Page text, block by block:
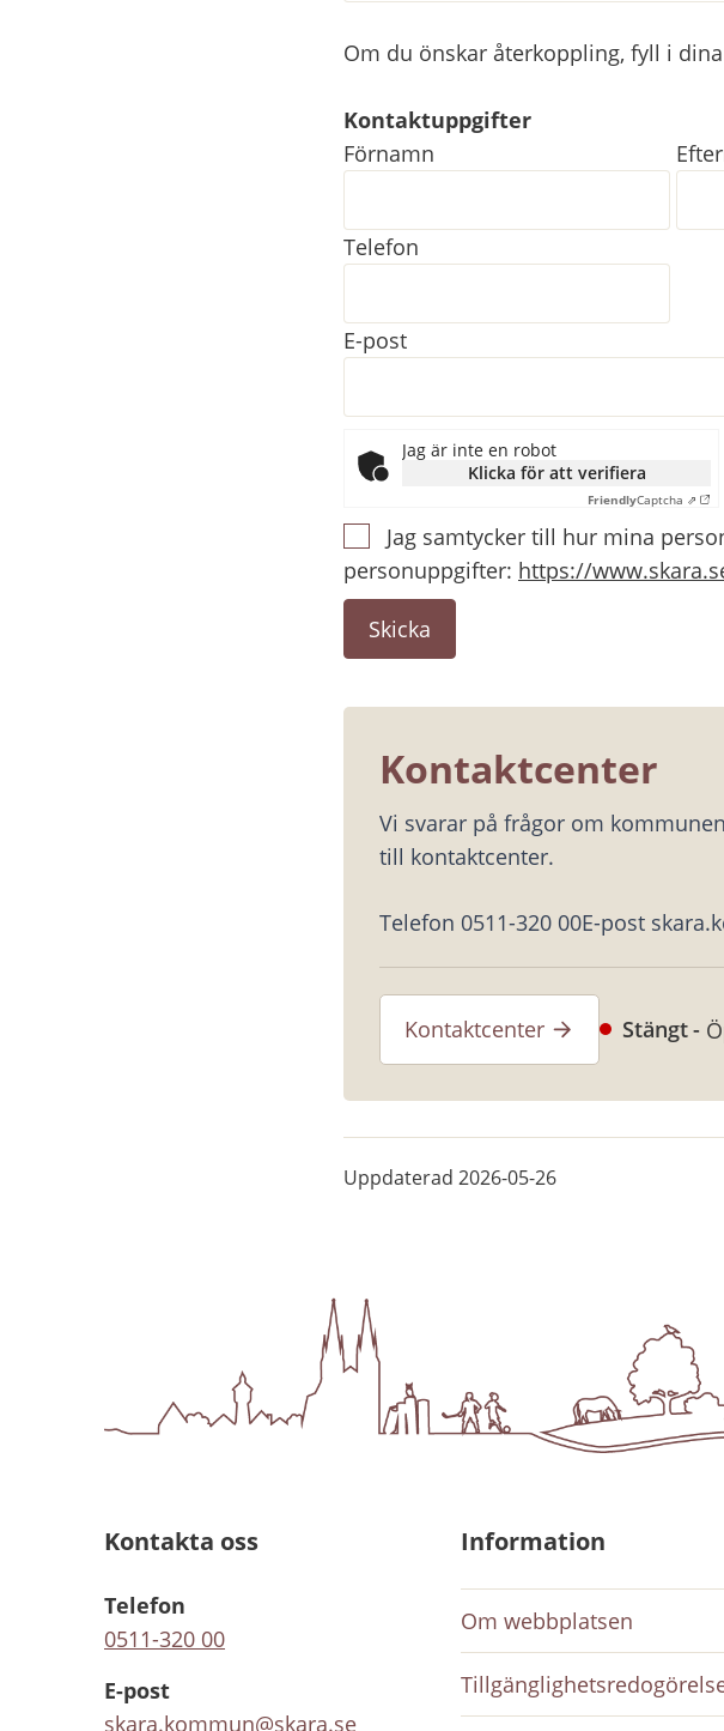
Om du önskar återkoppling, fyll i
Kontaktuppgifter
Kontaktuppgifter
Förnamn
Telefon
E-post
Jag är inte en robot
Klicka för att verifiera
FriendlyCaptcha ⇗
Jag samtycker till hur mina
personuppgifter: https://
Kontaktcenter
Vi svarar på frågor om
till kontaktcenter.
Telefon 0511-320 00E-post
Kontaktcenter Stängt
Uppdaterad 2026-05-26
Kontakta oss
Telefon
0511-320 00
E-post
skara.kommun@skara.se
Information
Om webbplatsen